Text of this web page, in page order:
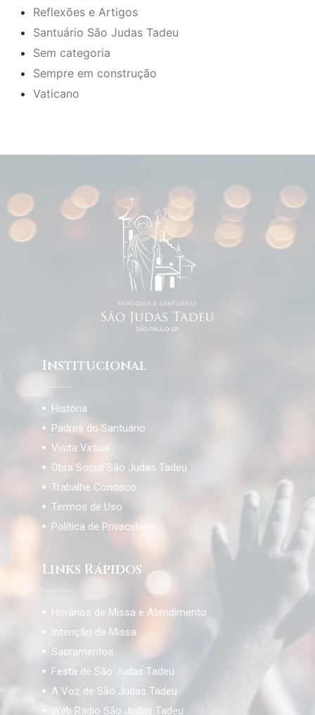
Reflexões e Artigos
Santuário São Judas Tadeu
Sem categoria
Sempre em construção
Vaticano
Institucional
História
Padres do Santuário
Visita Virtual
Obra Social São Judas Tadeu
Trabalhe Conosco
Termos de Uso
Política de Privacidade
Links Rápidos
Horários de Missa e Atendimento
Intenção de Missa
Sacramentos
Festa de São Judas Tadeu
A Voz de São Judas Tadeu
Web Rádio São Judas Tadeu